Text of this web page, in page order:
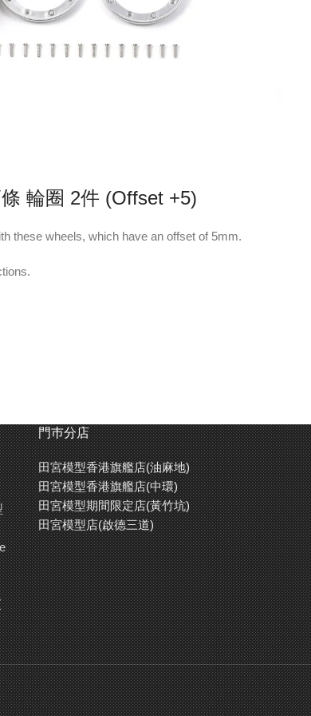
輪圈 2件 (Offset +5)
these wheels, which have an offset of 5mm.
門巿分店
田宮模型香港旗艦店(油麻地)
田宮模型香港旗艦店(中環)
田宮模型期間限定店(黃竹坑)
田宮模型店(啟德三道)